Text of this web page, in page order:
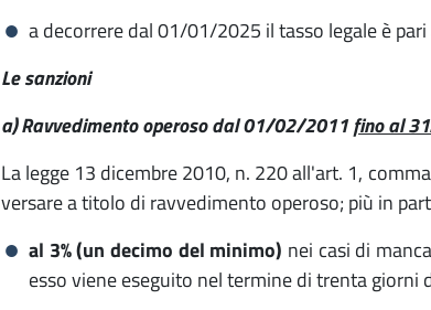
a decorrere dal 01/01/2025 il tasso legale è pari
Le sanzioni
a) Ravvedimento operoso dal 01/02/2011fino al
La legge 13 dicembre 2010, n. 220 all'art. 1,
versare a titolo di ravvedimento operoso; più in
al 3% (un decimo del minimo) nei casi di
esso viene eseguito nel termine di trenta giorni